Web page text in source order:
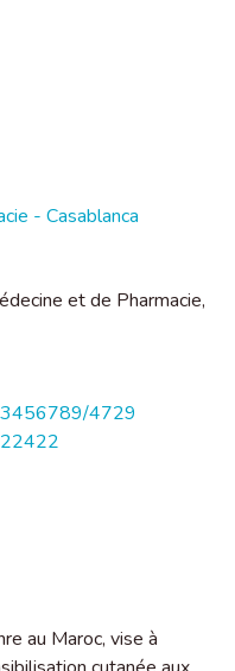
- Casablanca
et de Pharmacie,
4729
au Maroc, vise à